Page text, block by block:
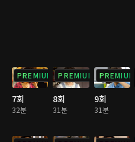
PREMIUM
7회
32분
PREMIUM
8회
31분
PREMIUM
9회
31분